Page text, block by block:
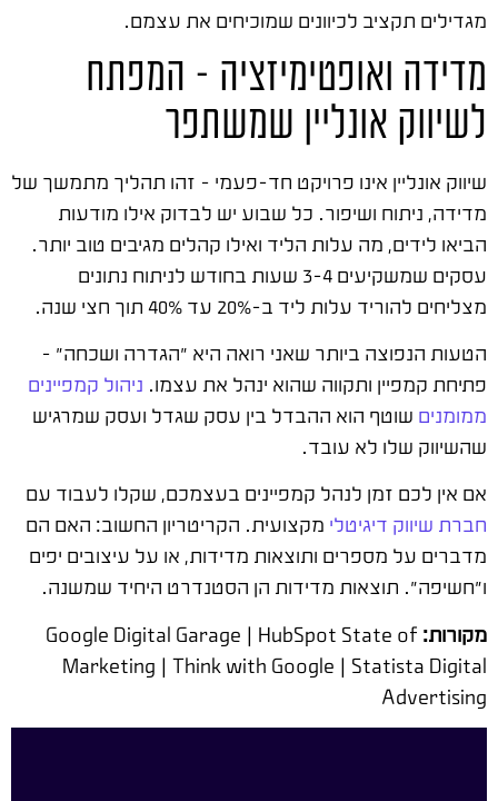
מגדילים תקציב לכיוונים שמוכיחים את עצמם.
מדידה ואופטימיזציה – המפתח
לשיווק אונליין שמשתפר
שיווק אונליין אינו פרויקט חד-פעמי – זהו תהליך מתמשך של
מדידה, ניתוח ושיפור. כל שבוע יש לבדוק אילו מודעות
הביאו לידים, מה עלות הליד ואילו קהלים מגיבים טוב יותר.
עסקים שמשקיעים 3-4 שעות בחודש לניתוח נתונים
מצליחים להוריד עלות ליד ב-20% עד 40% תוך חצי שנה.
הטעות הנפוצה ביותר שאני רואה היא "הגדרה ושכחה" –
פתיחת קמפיין ותקווה שהוא ינהל את עצמו. ניהול קמפיינים
ממומנים שוטף הוא ההבדל בין עסק שגדל ועסק שמרגיש
שהשיווק שלו לא עובד.
אם אין לכם זמן לנהל קמפיינים בעצמכם, שקלו לעבוד עם
חברת שיווק דיגיטלי מקצועית. הקריטריון החשוב: האם הם
מדברים על מספרים ותוצאות מדידות, או על עיצובים יפים
ו"חשיפה". תוצאות מדידות הן הסטנדרט היחיד שמשנה.
מקורות: Google Digital Garage | HubSpot State of
Marketing | Think with Google | Statista Digital
Advertising